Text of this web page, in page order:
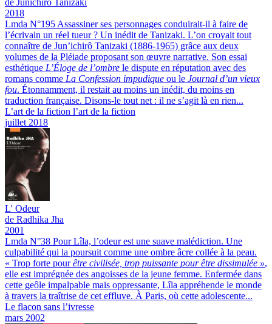
de Junichirô Tanizaki
2018
Lmda N°195 Assassiner ses personnages conduirait-il à faire de
l’écrivain un réel tueur ? Un inédit de Tanizaki. L’on croyait tout
connaître de Jun’ichirô Tanizaki (1886-1965) grâce aux deux
volumes de la Pléiade proposant son œuvre narrative. Son essai
esthétique L’Éloge de l’ombre le dispute en réputation avec des
romans comme La Confession impudique ou le Journal d’un vieux
fou. Étonnamment, il restait au moins un inédit, du moins en
traduction française. Disons-le tout net : il ne s’agit là en rien...
L’art de la fiction l’art de la fiction
juillet 2018
L' Odeur
de Radhika Jha
2001
Lmda N°38 Pour Lîla, l’odeur est une suave malédiction. Une
culpabilité qui la poursuit comme une ombre âcre collée à la peau.
« Trop forte pourêtre civilisée, trop puissante pour être dissimulée »,
elle est imprégnée des angoisses de la jeune femme. Enfermée dans
cette geôle impalpable mais oppressante, Lîla appréhende le monde
à travers la traîtrise de cet effluve. À Paris, où cette adolescente...
Le flacon sans l’ivresse
mars 2002